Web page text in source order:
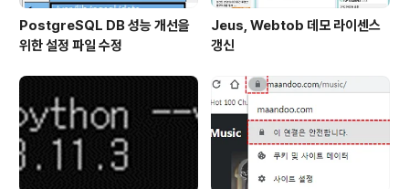
PostgreSQL DB 성능 개선을
위한 설정 파일 수정
Jeus, Webtob 데모 라이센스
갱신